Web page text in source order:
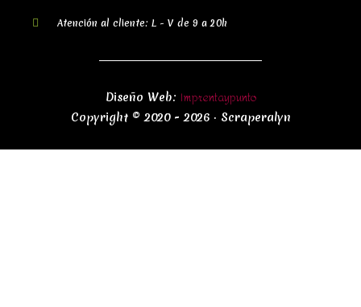
Atención al cliente: L - V de 9 a 20h
Diseño Web: Imprentaypunto
Copyright © 2020 - 2026 · Scraperalyn